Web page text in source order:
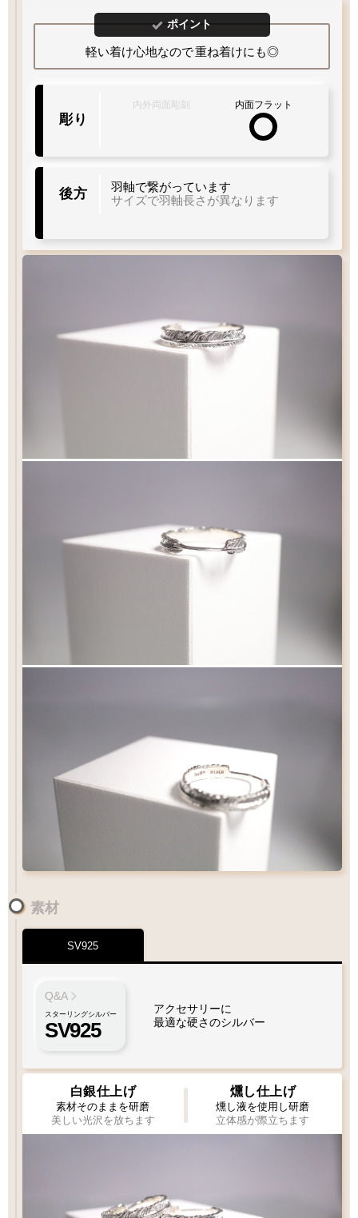
リングサイズガイド
15号
ポイント
軽い着け心地なので重ね着けにも◎
彫り
内外両面彫刻 内面フラット
後方
羽軸で繋がっています
サイズで羽軸長さが異なります
素材
SV925
Q&A
スターリングシルバー
SV925
アクセサリーに
最適な硬さのシルバー
白銀仕上げ
素材そのままを研磨
美しい光沢を放ちます
燻し仕上げ
燻し液を使用し研磨
立体感が際立ちます